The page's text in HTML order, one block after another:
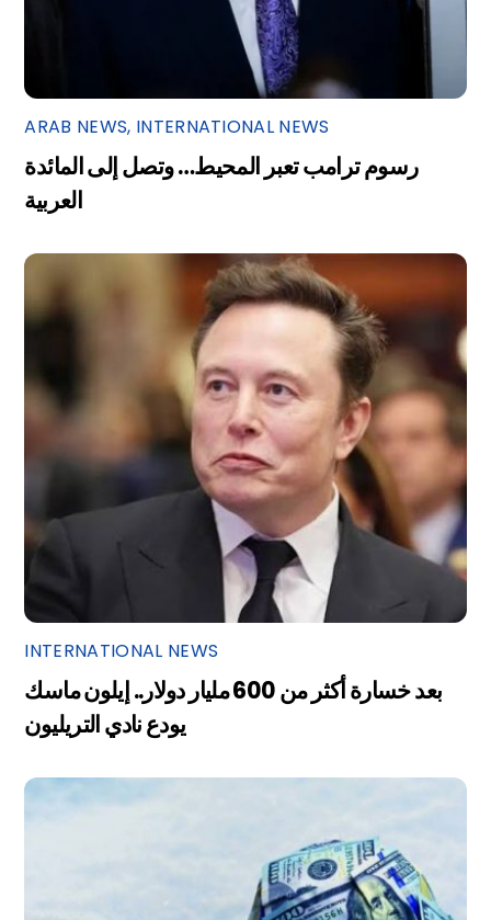
ARAB NEWS, INTERNATIONAL NEWS
رسوم ترامب تعبر المحيط… وتصل إلى المائدة
العربية
INTERNATIONAL NEWS
بعد خسارة أكثر من 600 مليار دولار.. إيلون ماسك
يودع نادي التريليون